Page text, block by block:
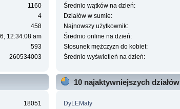
1160
4
458
12:34:08 am
593
260534003
Średnio wątków na dzień:
Działów w sumie:
Najnowszy użytkownik:
Średnio online na dzień:
Stosunek mężczyzn do kobiet:
Średnio wyświetleń na dzień:
18051
10 najaktywniejszych działów
DyLEMaty